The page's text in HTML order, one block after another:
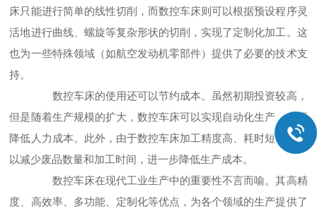
床只能进行简单的线性切削，而数控车床则可以根据预设程序灵
活地进行曲线、螺旋等复杂形状的切削，实现了定制化加工。这
也为一些特殊领域（如航空发动机零部件）提供了必要的技术支
持。
数控车床的使用还可以节约成本。虽然初期投资较高，
但是随着生产规模的扩大，数控车床可以实现自动化生产，大幅
降低人力成本。此外，由于数控车床加工精度高、耗时短，还可
以减少废品数量和加工时间，进一步降低生产成本。
数控车床在现代工业生产中的重要性不言而喻。其高精
度、高效率、多功能、定制化等优点，为各个领域的生产提供了